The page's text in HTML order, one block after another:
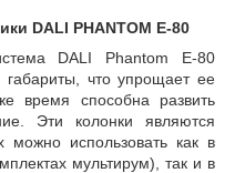
DALI PHANTOM E-80
DALI Phantom E-80
что упрощает ее
время способна развить
Эти колонки являются
использовать как в
мультирум), так и в